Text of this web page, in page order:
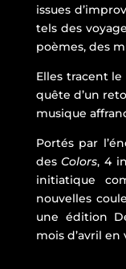
issues
tels des
poèmes, des
Elles tracent
quête d’un
musique
Portés par
desColors, 4
initiatique
nouvelles
une édition
mois d’avril en